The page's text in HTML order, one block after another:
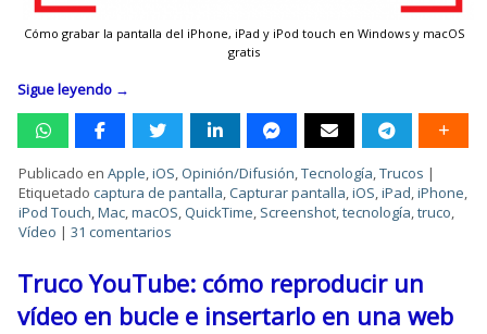
Cómo grabar la pantalla del iPhone, iPad y iPod touch en Windows y macOS
gratis
Sigue leyendo →
Publicado en Apple,iOS, Opinión/Difusión,Tecnología,Trucos |
Etiquetado captura de pantalla,Capturar pantalla,iOS,iPad,iPhone,
iPod Touch,Mac,macOS, QuickTime, Screenshot,tecnología,truco,
Vídeo |31 comentarios
Truco YouTube: cómo reproducir un
vídeo en bucle e insertarlo en una web